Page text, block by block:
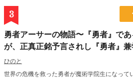
3
勇者アーサーの物語〜『勇者』で
が、正真正銘予言されし『勇者』
ひのと
世界の危機を救った勇者が魔術学院生になって